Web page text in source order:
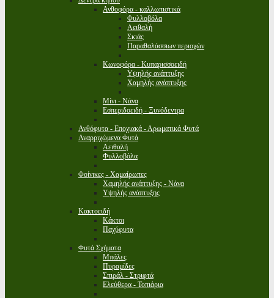
Ανθοφόρα - καλλωπιστικά
Φυλλοβόλα
Αειθαλή
Σκιάς
Παραθαλάσσιων περιοχών
Κωνοφόρα - Κυπαρισσοειδή
Υψηλής ανάπτυξης
Χαμηλής ανάπτυξης
Μίνι - Νάνα
Εσπεριδοειδή - Ξυνόδεντρα
Ανθόφυτα - Εποχιακά - Αρωματικά Φυτά
Αναρριχώμενα Φυτά
Αειθαλή
Φυλλοβόλα
Φοίνικες - Χαμαίρωπες
Χαμηλής ανάπτυξης - Νάνα
Υψηλής ανάπτυξης
Κακτοειδή
Κάκτοι
Παχύφυτα
Φυτά Σχήματα
Μπάλες
Πυραμίδες
Σπιράλ - Στριφτά
Ελεύθερα - Τοπιάρια